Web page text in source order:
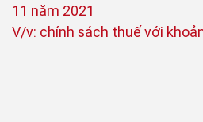
11 năm 2021
V/v: chính sách thuế với